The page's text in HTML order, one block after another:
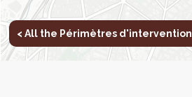
< All the Périmètres d'intervention